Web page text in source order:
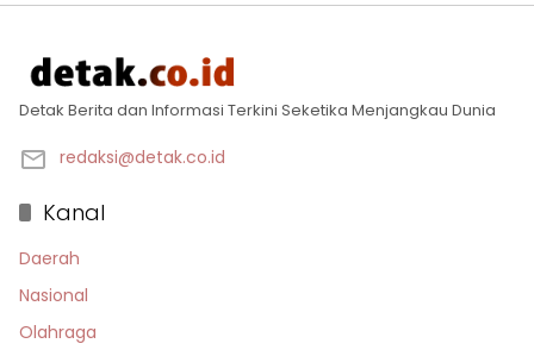
Detak Berita dan Informasi Terkini Seketika Menjangkau Dunia
redaksi@detak.co.id
Kanal
Daerah
Nasional
Olahraga